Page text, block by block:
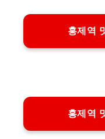
홍제역
홍제역